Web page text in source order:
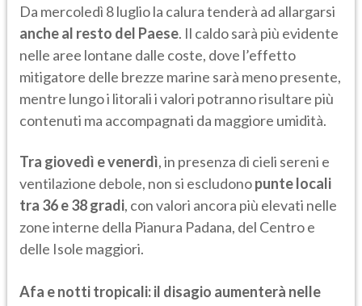
Da mercoledì 8 luglio la calura tenderà ad allargarsi
anche al resto del Paese. Il caldo sarà più evidente
nelle aree lontane dalle coste, dove l’effetto
mitigatore delle brezze marine sarà meno presente,
mentre lungo i litorali i valori potranno risultare più
contenuti ma accompagnati da maggiore umidità.
Tra giovedì e venerdì, in presenza di cieli sereni e
ventilazione debole, non si escludonopunte locali
tra 36 e 38 gradi, con valori ancora più elevati nelle
zone interne della Pianura Padana, del Centro e
delle Isole maggiori.
Afa e notti tropicali: il disagio aumenterà nelle